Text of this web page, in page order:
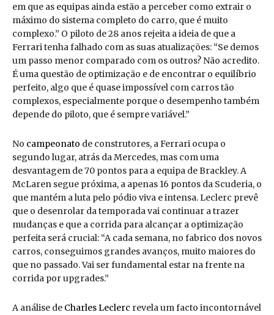
em que as equipas ainda estão a perceber como extrair o
máximo do sistema completo do carro, que é muito
complexo.” O piloto de 28 anos rejeita a ideia de que a
Ferrari tenha falhado com as suas atualizações: “Se demos
um passo menor comparado com os outros? Não acredito.
É uma questão de optimização e de encontrar o equilíbrio
perfeito, algo que é quase impossível com carros tão
complexos, especialmente porque o desempenho também
depende do piloto, que é sempre variável.”
No campeonato de construtores, a Ferrari ocupa o
segundo lugar, atrás da Mercedes, mas com uma
desvantagem de 70 pontos para a equipa de Brackley. A
McLaren segue próxima, a apenas 16 pontos da Scuderia, o
que mantém a luta pelo pódio viva e intensa. Leclerc prevê
que o desenrolar da temporada vai continuar a trazer
mudanças e que a corrida para alcançar a optimização
perfeita será crucial: “A cada semana, no fabrico dos novos
carros, conseguimos grandes avanços, muito maiores do
que no passado. Vai ser fundamental estar na frente na
corrida por upgrades.”
A análise de Charles Leclerc revela um facto incontornável